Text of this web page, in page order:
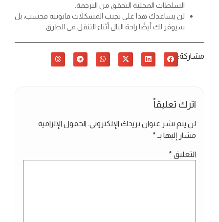
السلطات المحلية التحقق من الترجمة.
لن يساعدك هذا على تجنب المشكلات قانونية فحسب، بل
سيوفر لك أيضًا راحة البال أثناء التنقل في الطرق.
مشاركة:
اترك تعليقاً
لن يتم نشر عنوان بريدك الإلكتروني. الحقول الإلزامية
مشار إليها بـ *
التعليق *